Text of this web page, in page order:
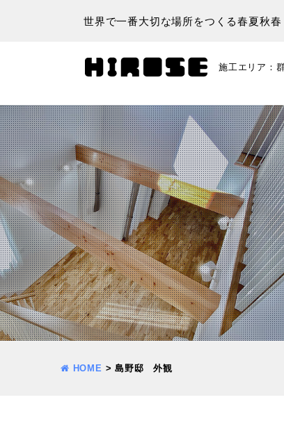
世界で一番大切な場所をつくる春夏秋
施工エリア：
HOME >島野邸 外観